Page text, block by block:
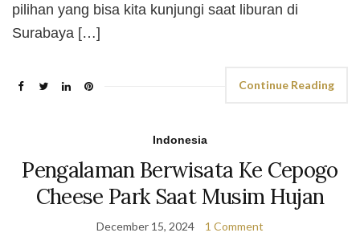
pilihan yang bisa kita kunjungi saat liburan di
Surabaya […]
Continue Reading
Indonesia
Pengalaman Berwisata Ke Cepogo
Cheese Park Saat Musim Hujan
December 15, 2024 1 Comment